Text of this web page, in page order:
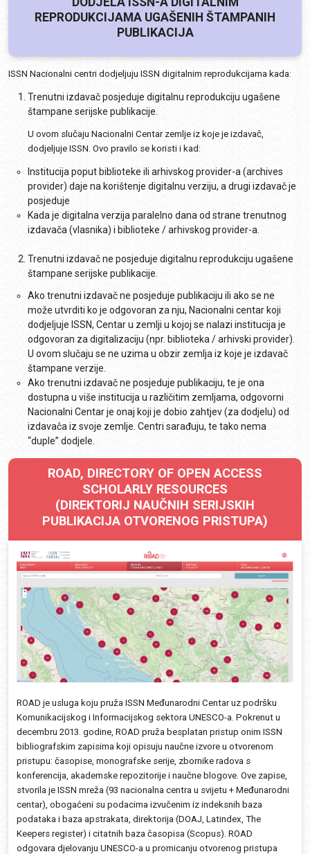
REPRODUKCIJAMA UGAŠENIH ŠTAMPANIH
PUBLIKACIJA
ISSN Nacionalni centri dodjeljuju ISSN digitalnim reprodukcijama kada:
Trenutni izdavač posjeduje digitalnu reprodukciju ugašene
štampane serijske publikacije.
U ovom slučaju Nacionalni Centar zemlje iz koje je izdavač,
dodjeljuje ISSN. Ovo pravilo se koristi i kad:
Institucija poput biblioteke ili arhivskog provider-a (archives
provider) daje na korištenje digitalnu verziju, a drugi izdavač je
posjeduje
Kada je digitalna verzija paralelno dana od strane trenutnog
izdavača (vlasnika) i biblioteke / arhivskog provider-a.
Trenutni izdavač ne posjeduje digitalnu reprodukciju ugašene
štampane serijske publikacije.
Ako trenutni izdavač ne posjeduje publikaciju ili ako se ne
može utvrditi ko je odgovoran za nju, Nacionalni centar koji
dodjeljuje ISSN, Centar u zemlji u kojoj se nalazi institucija je
odgovoran za digitalizaciju (npr. biblioteka / arhivski provider).
U ovom slučaju se ne uzima u obzir zemlja iz koje je izdavač
štampane verzije.
Ako trenutni izdavač ne posjeduje publikaciju, te je ona
dostupna u više institucija u različitim zemljama, odgovorni
Nacionalni Centar je onaj koji je dobio zahtjev (za dodjelu) od
izdavača iz svoje zemlje. Centri sarađuju, te tako nema
“duple” dodjele.
ROAD, DIRECTORY OF OPEN ACCESS
SCHOLARLY RESOURCES
(DIREKTORIJ NAUČNIH SERIJSKIH
PUBLIKACIJA OTVORENOG PRISTUPA)
ROAD je usluga koju pruža ISSN Međunarodni Centar uz podršku
Komunikacijskog i Informacijskog sektora UNESCO-a. Pokrenut u
decembru 2013. godine, ROAD pruža besplatan pristup onim ISSN
bibliografskim zapisima koji opisuju naučne izvore u otvorenom
pristupu: časopise, monografske serije, zbornike radova s
konferencija, akademske repozitorije i naučne blogove. Ove zapise,
stvorila je ISSN mreža (93 nacionalna centra u svijetu + Međunarodni
centar), obogaćeni su podacima izvučenim iz indeksnih baza
podataka i baza apstrakata, direktorija (DOAJ, Latindex, The
Keepers register) i citatnih baza časopisa (Scopus). ROAD
odgovara djelovanju UNESCO-a u promicanju otvorenog pristupa